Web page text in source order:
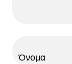
Όνομα